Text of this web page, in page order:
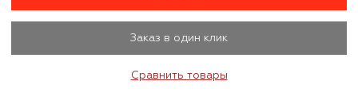
Заказ в один клик
Сравнить товары